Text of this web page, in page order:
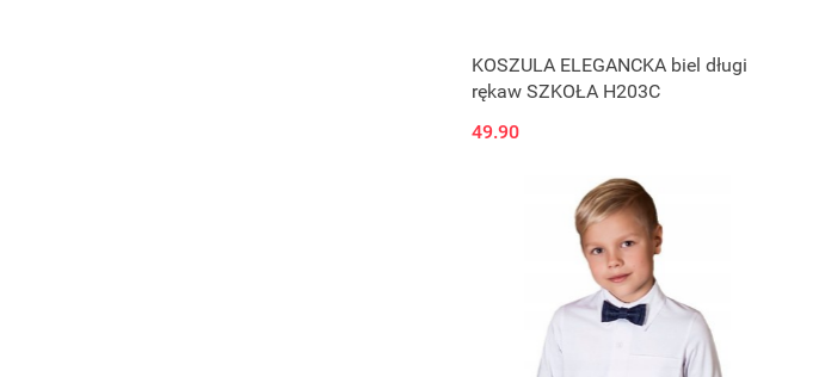
KOSZULA ELEGANCKA biel długi
rękaw SZKOŁA H203C
49.90